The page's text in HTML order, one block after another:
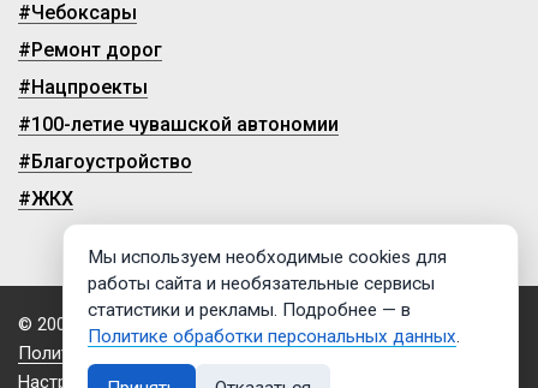
#Чебоксары
#Ремонт дорог
#Нацпроекты
#100-летие чувашской автономии
#Благоустройство
#ЖКХ
© 2009-2026, ГТРК «Чувашия»
Политика обработки персональных данных
Настройки cookies
Мы используем необходимые cookies для
работы сайта и необязательные сервисы
статистики и рекламы. Подробнее — в
Политике обработки персональных данных.